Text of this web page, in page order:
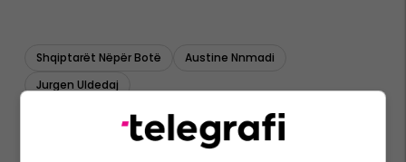
Shqiptarët Nëpër Botë
Austine Nnmadi
Jurgen Uldedaj